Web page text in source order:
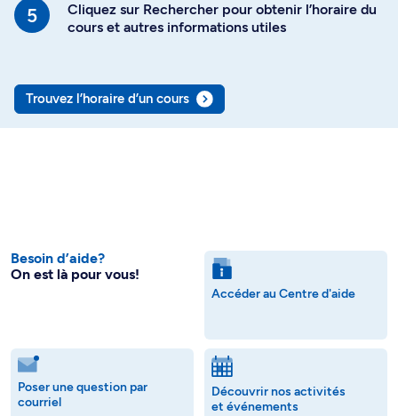
Cliquez sur Rechercher pour obtenir l’horaire du
cours et autres informations utiles
Trouvez l’horaire d’un cours
Besoin d’aide?
On est là pour vous!
Accéder au Centre d'aide
Poser une question par
courriel
Découvrir nos activités
et événements